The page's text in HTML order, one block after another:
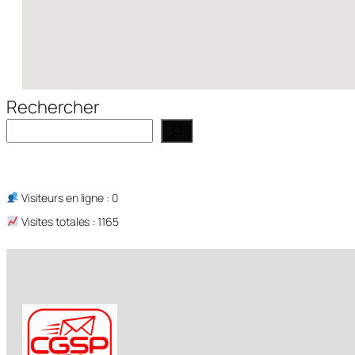
Rechercher
Visiteurs en ligne : 0
Visites totales : 1165